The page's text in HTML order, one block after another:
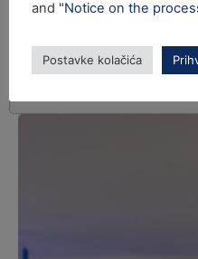
and "Notice on the
Postavke kolačića